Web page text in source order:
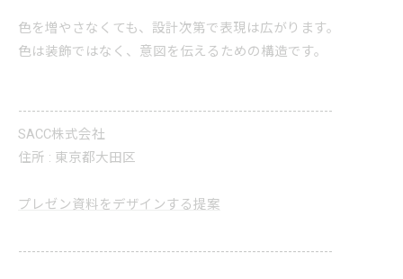
色を増やさなくても、設計次第で表現は広がります。
色は装飾ではなく、意図を伝えるための構造です。
----------------------------------------------------------------------
SACC株式会社
住所 : 東京都大田区
プレゼン資料をデザインする提案
----------------------------------------------------------------------